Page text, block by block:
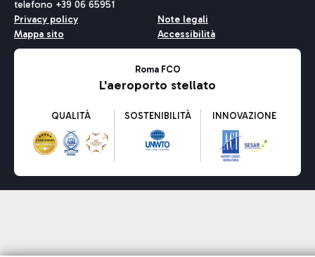
telefono +39 06 65951
Privacy policy
Note legali
Mappa sito
Accessibilità
Roma FCO
L'aeroporto stellato
QUALITÀ SOSTENIBILITÀ INNOVAZIONE